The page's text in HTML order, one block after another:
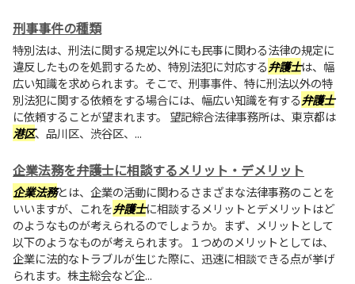
刑事事件の種類
特別法は、刑法に関する規定以外にも民事に関わる法律の規定に
違反したものを処罰するため、特別法犯に対応する弁護士は、幅
広い知識を求められます。そこで、刑事事件、特に刑法以外の特
別法犯に関する依頼をする場合には、幅広い知識を有する弁護士
に依頼することが望まれます。 望記綜合法律事務所は、東京都は
港区、品川区、渋谷区、...
企業法務を弁護士に相談するメリット・デメリット
企業法務とは、企業の活動に関わるさまざまな法律事務のことを
いいますが、これを弁護士に相談するメリットとデメリットはど
のようなものが考えられるのでしょうか。まず、メリットとして
以下のようなものが考えられます。１つめのメリットとしては、
企業に法的なトラブルが生じた際に、迅速に相談できる点が挙げ
られます。株主総会など企...